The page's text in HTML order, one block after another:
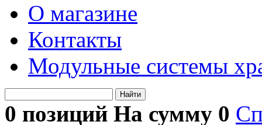
О магазине
Контакты
Модульные системы
Найти
0 позиций На сумму 0